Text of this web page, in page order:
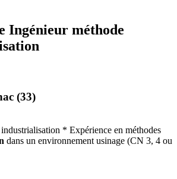
Ingénieur méthode
(33)
* Expérience en méthodes
dans un environnement usinage (CN 3, 4 ou